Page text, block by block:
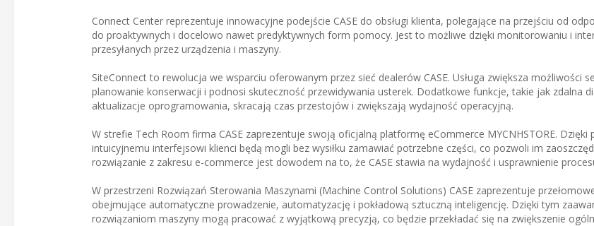
Connect Center reprezentuje innowacyjne podejście CASE do obsługi klienta, polegające na przejściu od
do proaktywnych i docelowo nawet predyktywnych form pomocy. Jest to możliwe dzięki monitorowaniu i
przesyłanych przez urządzenia i maszyny.
SiteConnect to rewolucja we wsparciu oferowanym przez sieć dealerów CASE. Usługa zwiększa możliwości
planowanie konserwacji i podnosi skuteczność przewidywania usterek. Dodatkowe funkcje, takie jak zdalna
aktualizacje oprogramowania, skracają czas przestojów i zwiększają wydajność operacyjną.
W strefie Tech Room firma CASE zaprezentuje swoją oficjalną platformę eCommerce MYCNHSTORE. Dzięki
intuicyjnemu interfejsowi klienci będą mogli bez wysiłku zamawiać potrzebne części, co pozwoli im
rozwiązanie z zakresu e-commerce jest dowodem na to, że CASE stawia na wydajność i usprawnienie
W przestrzeni Rozwiązań Sterowania Maszynami (Machine Control Solutions) CASE zaprezentuje
obejmujące automatyczne prowadzenie, automatyzację i pokładową sztuczną inteligencję. Dzięki tym
rozwiązaniom maszyny mogą pracować z wyjątkową precyzją, co będzie przekładać się na zwiększenie